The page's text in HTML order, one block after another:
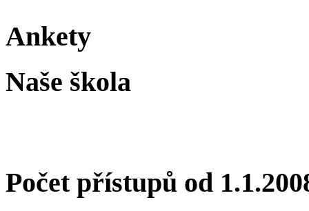
Ankety
Naše škola
Počet přístupů od